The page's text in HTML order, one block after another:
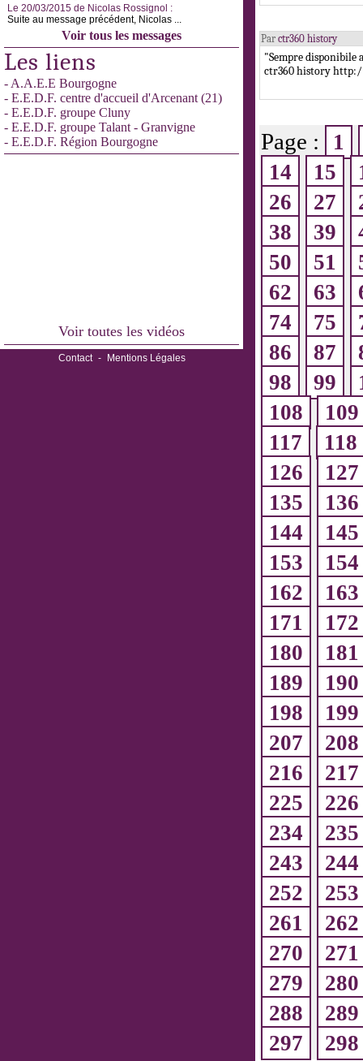
Le 20/03/2015 de Nicolas Rossignol :
Suite au message précédent, Nicolas ...
Voir tous les messages
Les liens
- A.A.E.E Bourgogne
- E.E.D.F. centre d'accueil d'Arcenant (21)
- E.E.D.F. groupe Cluny
- E.E.D.F. groupe Talant - Granvigne
- E.E.D.F. Région Bourgogne
Voir toutes les vidéos
Contact - Mentions Légales
Par ctr360 history
"Sempre disponibile
ctr360 history
Page :
1
14
15
26
27
38
39
50
51
62
63
74
75
86
87
98
99
108
109
117
118
126
127
135
136
144
145
153
154
162
163
171
172
180
181
189
190
198
199
207
208
216
217
225
226
234
235
243
244
252
253
261
262
270
271
279
280
288
289
297
298